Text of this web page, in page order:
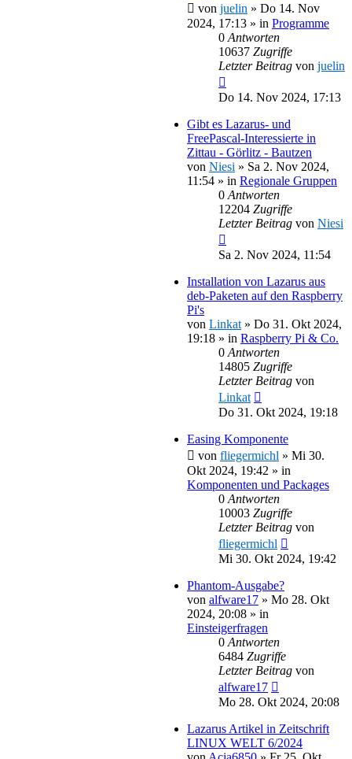
von juelin » Do 14. Nov
2024, 17:13 » in Programme
0 Antworten
10637 Zugriffe
Letzter Beitrag von juelin
Do 14. Nov 2024, 17:13
Gibt es Lazarus- und
FreePascal-Interessierte in
Zittau - Görlitz - Bautzen
von Niesi » Sa 2. Nov 2024,
11:54 » in Regionale Gruppen
0 Antworten
12204 Zugriffe
Letzter Beitrag von Niesi
Sa 2. Nov 2024, 11:54
Installation von Lazarus aus
deb-Paketen auf den Raspberry
Pi's
von Linkat » Do 31. Okt 2024,
19:18 » in Raspberry Pi & Co.
0 Antworten
14805 Zugriffe
Letzter Beitrag von
Linkat
Do 31. Okt 2024, 19:18
Easing Komponente
von fliegermichl » Mi 30.
Okt 2024, 19:42 » in
Komponenten und Packages
0 Antworten
10003 Zugriffe
Letzter Beitrag von
fliegermichl
Mi 30. Okt 2024, 19:42
Phantom-Ausgabe?
von alfware17 » Mo 28. Okt
2024, 20:08 » in
Einsteigerfragen
0 Antworten
6484 Zugriffe
Letzter Beitrag von
alfware17
Mo 28. Okt 2024, 20:08
Lazarus Artikel in Zeitschrift
LINUX WELT 6/2024